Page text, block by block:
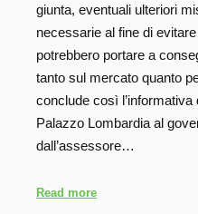
giunta, eventuali ulteriori
necessarie al fine di
potrebbero portare a
tanto sul mercato quanto
conclude così
Palazzo Lombardia al
dall’assessore…
Read more